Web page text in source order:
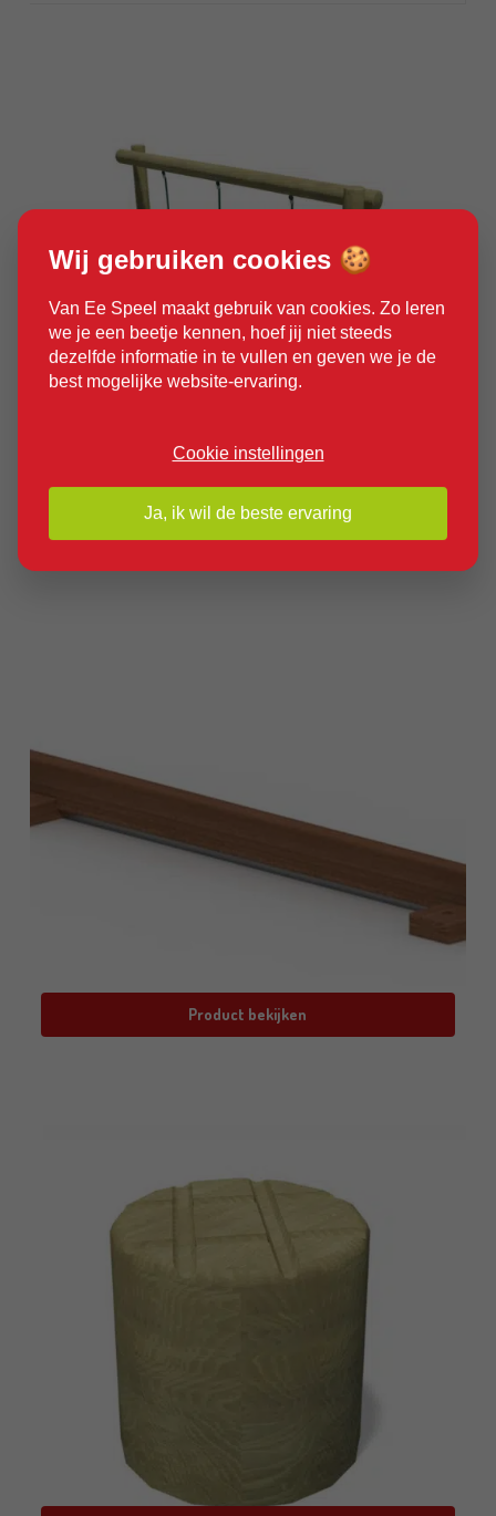
Product bekijken
Wij gebruiken cookies 🍪
Van Ee Speel maakt gebruik van cookies. Zo leren
we je een beetje kennen, hoef jij niet steeds
dezelfde informatie in te vullen en geven we je de
best mogelijke website-ervaring.
Cookie instellingen
Ja, ik wil de beste ervaring